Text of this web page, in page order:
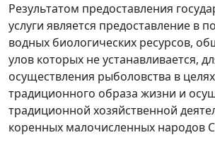
Результатом предоставления
услуги является предоставление в
водных биологических ресурсов,
улов которых не устанавливается,
осуществления рыболовства в
традиционного образа жизни и
традиционной хозяйственной
коренных малочисленных народов